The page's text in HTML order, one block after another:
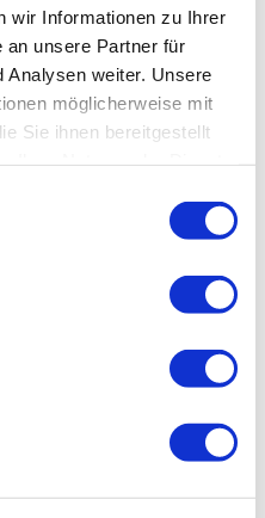
wir Informationen zu Ihrer
an unsere Partner für
Analysen weiter. Unsere
möglicherweise mit
Sie ihnen bereitgestellt